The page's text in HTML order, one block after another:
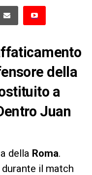
della
a
Juan
della Roma.
il match